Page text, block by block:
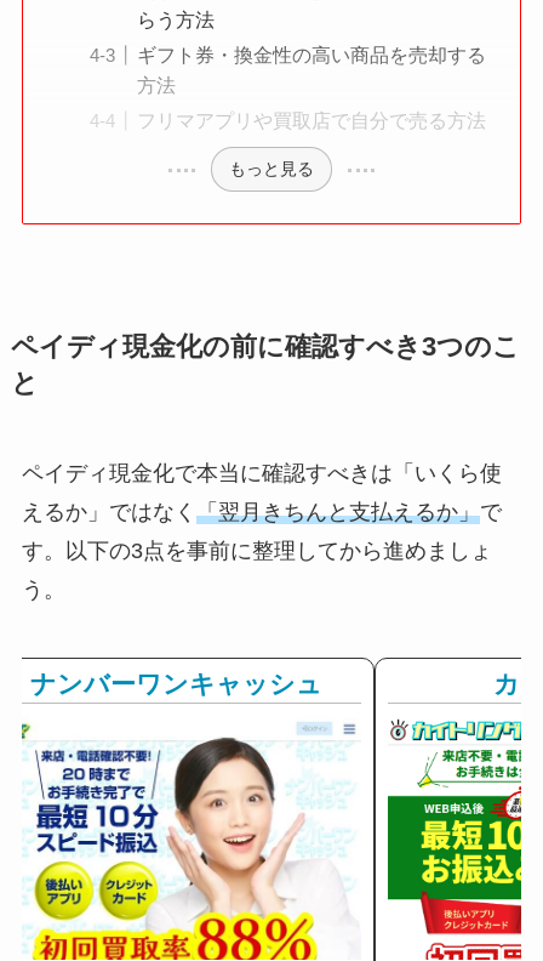
らう方法
ギフト券・換金性の高い商品を売却する
方法
フリマアプリや買取店で自分で売る方法
もっと見る
ペイディ現金化の前に確認すべき3つのこ
と
ペイディ現金化で本当に確認すべきは「いくら使
えるか」ではなく 「翌月きちんと支払えるか」で
す。以下の3点を事前に整理してから進めましょ
う。
ナンバーワンキャッシュ カ